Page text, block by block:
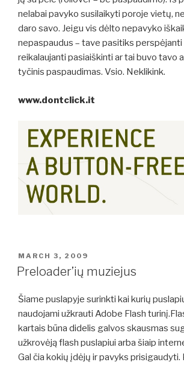
nelabai pavyko susilaikyti poroje vietų,
daro savo. Jeigu vis dėlto nepavyko
nepaspaudus – tave pasitiks perspėjanti
reikalaujanti pasiaiškinti ar tai buvo tavo
tyčinis paspaudimas. Vsio. Neklikink.
www.dontclick.it
POSTED
ON
MARCH 3, 2009
Preloader’ių muziejus
Šiame puslapyje surinkti kai kurių
naudojami užkrauti Adobe Flash
kartais būna didelis galvos skausmas
užkrovėją flash puslapiui arba šiaip
Gal čia kokių įdėjų ir pavyks prisigaudyti.